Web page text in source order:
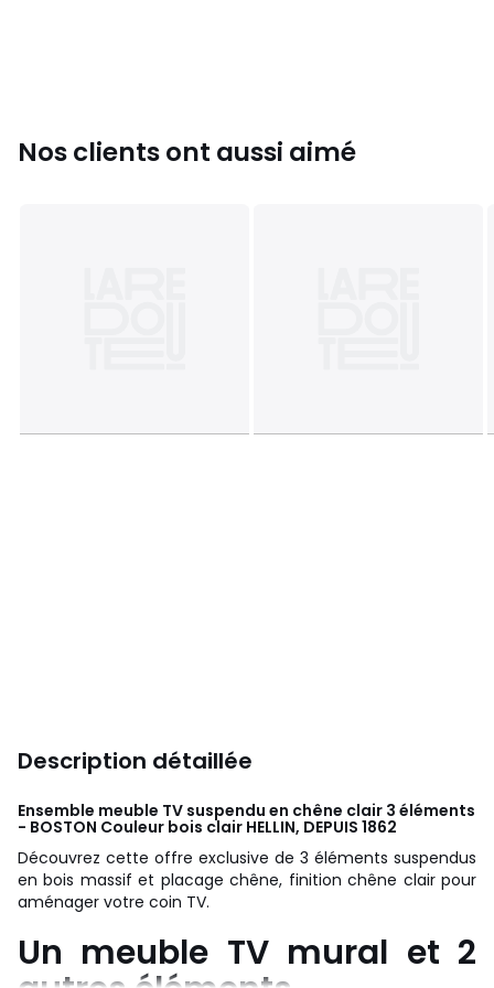
Nos clients ont aussi aimé
Description détaillée
Ensemble meuble TV suspendu en chêne clair 3 éléments
- BOSTON Couleur bois clair HELLIN, DEPUIS 1862
Découvrez cette offre exclusive de 3 éléments suspendus
en bois massif et placage chêne, finition chêne clair pour
aménager votre coin TV.
Un meuble TV mural et 2